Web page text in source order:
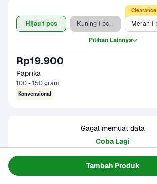
Tambah Produk
Hijau 1 pcs Kuning 1 pcs - Clearance Sale
Pilihan Lainnya
Rp19.900
Paprika
100 - 150 gram
Konvensional
Gagal memuat data
Coba Lagi
Informasi Produk